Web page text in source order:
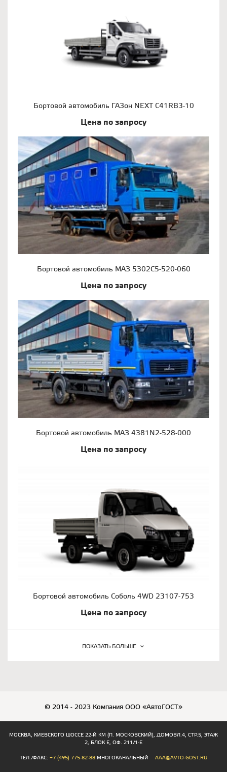
Бортовой автомобиль ГАЗон NEXT C41RB3-10
Цена по запросу
Бортовой автомобиль МАЗ 5302С5-520-060
Цена по запросу
Бортовой автомобиль МАЗ 4381N2-528-000
Цена по запросу
Бортовой автомобиль Соболь 4WD 23107-753
Цена по запросу
ПОКАЗАТЬ БОЛЬШЕ
© 2014 - 2023 Компания ООО «АвтоГОСТ»
МОСКВА, КИЕВСКОГО ШОССЕ 22-Й КМ (П. МОСКОВСКИЙ), ДОМОВЛ.4, СТР.5, ЭТАЖ
2, БЛОК Е, ОФ. 211/1-Е
ТЕЛ./ФАКС: +7 (495) 775-82-88 МНОГОКАНАЛЬНЫЙ AAA@AVTO-GOST.RU